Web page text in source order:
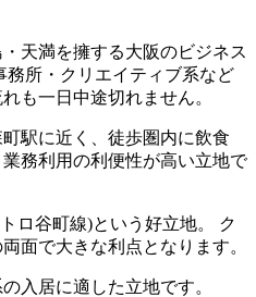
天満を擁する大阪のビジネス
所・クリエイティブ系など
も一日中途切れません。
駅に近く、徒歩圏内に飲食
務利用の利便性が高い立地で
ロ谷町線)という好立地。 ク
面で大きな利点となります。
入居に適した立地です。